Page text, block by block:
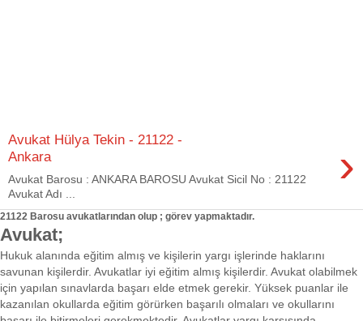
Avukat Hülya Tekin - 21122 -
Ankara
›
Avukat Barosu : ANKARA BAROSU Avukat Sicil No : 21122
Avukat Adı ...
21122 Barosu avukatlarından olup ; görev yapmaktadır.
Avukat;
Hukuk alanında eğitim almış ve kişilerin yargı işlerinde haklarını
savunan kişilerdir. Avukatlar iyi eğitim almış kişilerdir. Avukat olabilmek
için yapılan sınavlarda başarı elde etmek gerekir. Yüksek puanlar ile
kazanılan okullarda eğitim görürken başarılı olmaları ve okullarını